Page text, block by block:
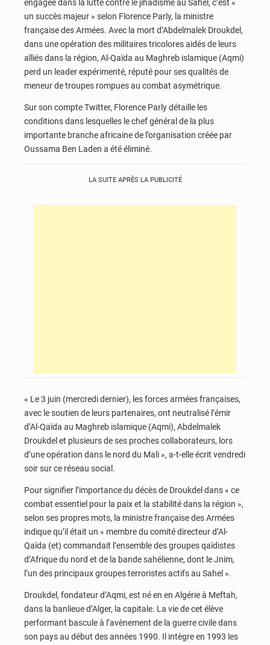
engagée dans la lutte contre le jihadisme au Sahel, c’est «
un succès majeur » selon Florence Parly, la ministre
française des Armées. Avec la mort d’Abdelmalek Droukdel,
dans une opération des militaires tricolores aidés de leurs
alliés dans la région, Al-Qaïda au Maghreb islamique (Aqmi)
perd un leader expérimenté, réputé pour ses qualités de
meneur de troupes rompues au combat asymétrique.
Sur son compte Twitter, Florence Parly détaille les
conditions dans lesquelles le chef général de la plus
importante branche africaine de l’organisation créée par
Oussama Ben Laden a été éliminé.
LA SUITE APRÈS LA PUBLICITÉ
« Le 3 juin (mercredi dernier), les forces armées françaises,
avec le soutien de leurs partenaires, ont neutralisé l’émir
d’Al-Qaïda au Maghreb islamique (Aqmi), Abdelmalek
Droukdel et plusieurs de ses proches collaborateurs, lors
d’une opération dans le nord du Mali », a-t-elle écrit vendredi
soir sur ce réseau social.
Pour signifier l’importance du décès de Droukdel dans « ce
combat essentiel pour la paix et la stabilité dans la région »,
selon ses propres mots, la ministre française des Armées
indique qu’il était un « membre du comité directeur d’Al-
Qaïda (et) commandait l’ensemble des groupes qaïdistes
d’Afrique du nord et de la bande sahélienne, dont le Jnim,
l’un des principaux groupes terroristes actifs au Sahel ».
Droukdel, fondateur d’Aqmi, est né en en Algérie à Meftah,
dans la banlieue d’Alger, la capitale. La vie de cet élève
performant bascule à l’avènement de la guerre civile dans
son pays au début des années 1990. Il intègre en 1993 les